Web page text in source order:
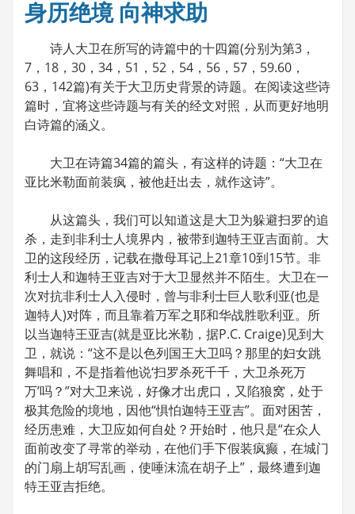
身历绝境 向神求助
诗人大卫在所写的诗篇中的十四篇(分别为第3，
7，18，30，34，51，52，54，56，57，59.60，
63，142篇)有关于大卫历史背景的诗题。在阅读这些诗
篇时，宜将这些诗题与有关的经文对照，从而更好地明
白诗篇的涵义。
大卫在诗篇34篇的篇头，有这样的诗题：“大卫在
亚比米勒面前装疯，被他赶出去，就作这诗”。
从这篇头，我们可以知道这是大卫为躲避扫罗的追
杀，走到非利士人境界内，被带到迦特王亚吉面前。大
卫的这段经历，记载在撒母耳记上21章10到15节。非
利士人和迦特王亚吉对于大卫显然并不陌生。大卫在一
次对抗非利士人入侵时，曾与非利士巨人歌利亚(也是
迦特人)对阵，而且靠着万军之耶和华战胜歌利亚。所
以当迦特王亚吉(就是亚比米勒，据P.C. Craige)见到大
卫，就说：“这不是以色列国王大卫吗？那里的妇女跳
舞唱和，不是指着他说‘扫罗杀死千千，大卫杀死万
万’吗？”对大卫来说，好像才出虎口，又陷狼窝，处于
极其危险的境地，因他“惧怕迦特王亚吉”。面对困苦，
经历患难，大卫应如何自处？开始时，他只是“在众人
面前改变了寻常的举动，在他们手下假装疯癫，在城门
的门扇上胡写乱画，使唾沫流在胡子上”，最终遭到迦
特王亚吉拒绝。